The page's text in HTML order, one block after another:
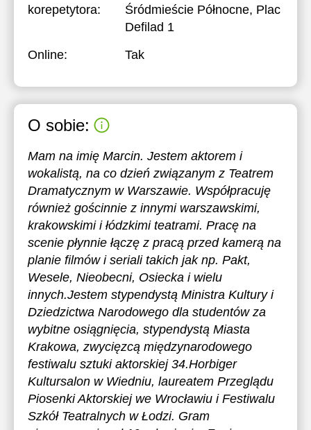
korepetytora:
Śródmieście Północne, Plac
Defilad 1
Online:
Tak
O sobie:
Mam na imię Marcin. Jestem aktorem i
wokalistą, na co dzień związanym z Teatrem
Dramatycznym w Warszawie. Współpracuję
również gościnnie z innymi warszawskimi,
krakowskimi i łódzkimi teatrami. Pracę na
scenie płynnie łączę z pracą przed kamerą na
planie filmów i seriali takich jak np. Pakt,
Wesele, Nieobecni, Osiecka i wielu
innych.Jestem stypendystą Ministra Kultury i
Dziedzictwa Narodowego dla studentów za
wybitne osiągnięcia, stypendystą Miasta
Krakowa, zwycięzcą międzynarodowego
festiwalu sztuki aktorskiej 34.Horbiger
Kultursalon w Wiedniu, laureatem Przeglądu
Piosenki Aktorskiej we Wrocławiu i Festiwalu
Szkół Teatralnych w Łodzi. Gram